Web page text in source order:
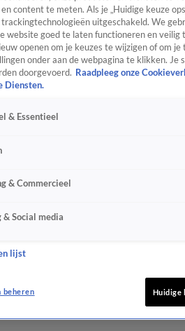
content te meten. Als je „Huidige keuze
uitgeschakeld. We
website goed te laten functioneren en veilig
openen om je keuzes te wijzigen of om
onder aan de webpagina te klikken. Je
doorgevoerd. Raadpleeg onze
Diensten.
& Essentieel
& Commercieel
& Social media
lijst
beheren Huidige